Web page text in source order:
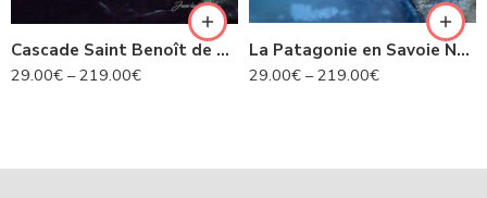
Cascade Saint Benoît de nuit- Avrieux N°424
29.00€ –219.00€
La Patagonie en Savoie N°435
29.00€ –219.00€